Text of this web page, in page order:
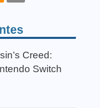
Creed:
Switch